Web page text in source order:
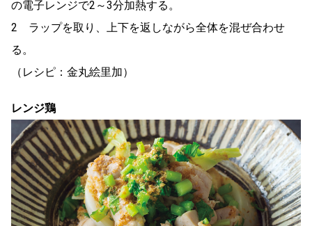
の電子レンジで2～3分加熱する。
2 ラップを取り、上下を返しながら全体を混ぜ合わせ
る。
（レシピ：金丸絵里加）
レンジ鶏